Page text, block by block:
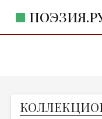
ЖАНРЫ